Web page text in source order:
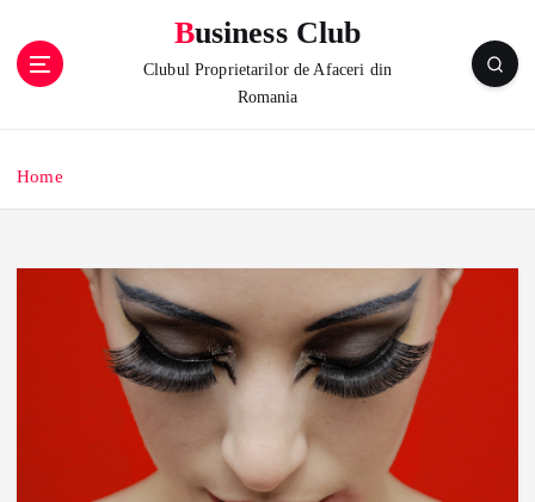
Business Club
Clubul Proprietarilor de Afaceri din
Romania
Home